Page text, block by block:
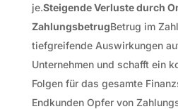
je.Steigende Verluste durch
ZahlungsbetrugBetrug im
tiefgreifende Auswirkungen
Unternehmen und schafft ein
Folgen für das gesamte
Endkunden Opfer von